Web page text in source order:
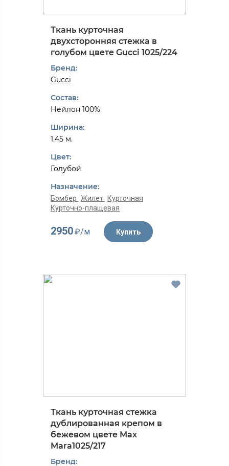
Ткань курточная
двухсторонняя стежка в
голубом цвете Gucci 1025/224
Бренд:
Gucci
Состав:
Нейлон 100%
Ширина:
1.45 м.
Цвет:
Голубой
Назначение:
Бомбер Жилет
Курточная
Курточно-плащевая
2950₽/м Купить
Ткань курточная стежка
дублированная крепом в
бежевом цвете Max
Mara1025/217
Бренд: